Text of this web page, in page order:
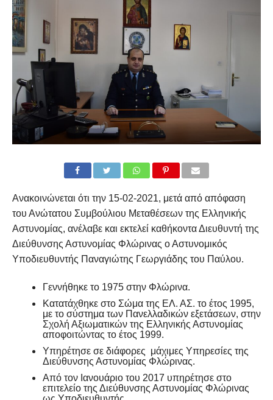
Ανακοινώνεται ότι την 15-02-2021, μετά από απόφαση
του Ανώτατου Συμβούλιου Μεταθέσεων της Ελληνικής
Αστυνομίας, ανέλαβε και εκτελεί καθήκοντα Διευθυντή της
Διεύθυνσης Αστυνομίας Φλώρινας ο Αστυνομικός
Υποδιευθυντής Παναγιώτης Γεωργιάδης του Παύλου.
Γεννήθηκε το 1975 στην Φλώρινα.
Κατατάχθηκε στο Σώμα της ΕΛ. ΑΣ. το έτος 1995,
με το σύστημα των Πανελλαδικών εξετάσεων, στην
Σχολή Αξιωματικών της Ελληνικής Αστυνομίας
αποφοιτώντας το έτος 1999.
Υπηρέτησε σε διάφορες μάχιμες Υπηρεσίες της
Διεύθυνσης Αστυνομίας Φλώρινας.
Από τον Ιανουάριο του 2017 υπηρέτησε στο
επιτελείο της Διεύθυνσης Αστυνομίας Φλώρινας